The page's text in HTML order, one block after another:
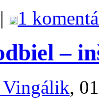
| 1
–
,